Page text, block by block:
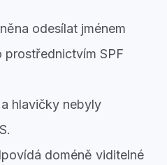
odesílat jménem
prostřednictvím SPF
hlavičky nebyly
doméně viditelné